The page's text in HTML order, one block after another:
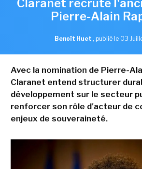
Claranet recrute
Pierre-Alain
Benoît Huet , publié le 03
Avec la nomination de Pierre-
Claranet entend structurer
développement sur le secteur
renforcer son rôle d'acteur de
enjeux de souveraineté.